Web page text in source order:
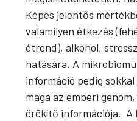
Képes jelentős
valamilyen étkezés
étrend), alkohol,
hatására. A
információ pedig
maga az emberi
örökítő információja. A